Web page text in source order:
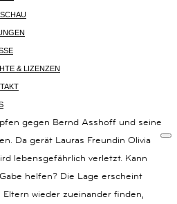
& LIZENZEN
ihre Freunde! Die Firma TEMP ist
gekommen. Vergangenheit und
Das totale Chaos droht –
8. Tages. Laura und die
gegen Bernd Asshoff und seine
Da gerät Lauras Freundin Olivia
lebensgefährlich verletzt. Kann
helfen? Die Lage erscheint
wieder zueinander finden,